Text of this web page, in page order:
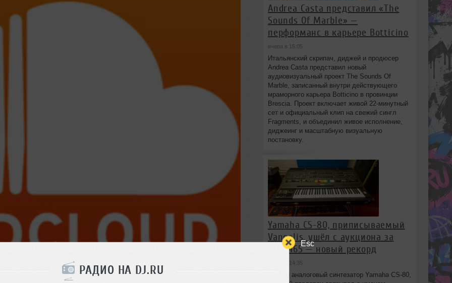
Esc
РАДИО НА DJ.RU
Andrea Casta представил «The
Sounds Of Marble» —
перформанс в карьере Botticino
вчера в 15:05
Итальянский скрипач, диджей и продюсер
Andrea Casta представил новый
аудиовизуальный проект The Sounds Of
Marble, записанный внутри действующего
мраморного карьера Botticino в провинции
Brescia. Проект включает живой 22‑минутный
сет и официальный клип на свежий сингл
Fragments, и объединил живое исполнение,
диджеинг и масштабную визуальную
постановку.
Yamaha CS-80, приписываемый
Vangelis, ушёл с аукциона за
£401,465 — новый рекорд
вчера в 14:35
Редкий аналоговый синтезатор Yamaha CS-80,